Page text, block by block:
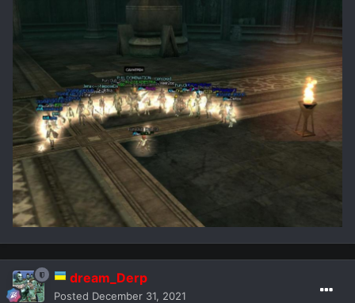
dream_Derp
Posted December 31, 2021